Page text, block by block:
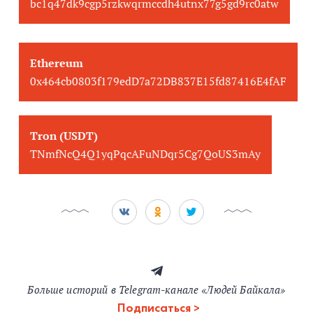
bc1q47dk9cgp5rzkwqrmccdh4utnx77g5gd9rc0atw
Ethereum
0x464cb0803f179edD7a72DB837E15fd87416E4fAF
Tron (USDT)
TNmfNcQ4Q1yqPqcAFuNDqr5Cg7QoUS3mAy
Больше историй в Telegram-канале «Людей Байкала»
Подписаться